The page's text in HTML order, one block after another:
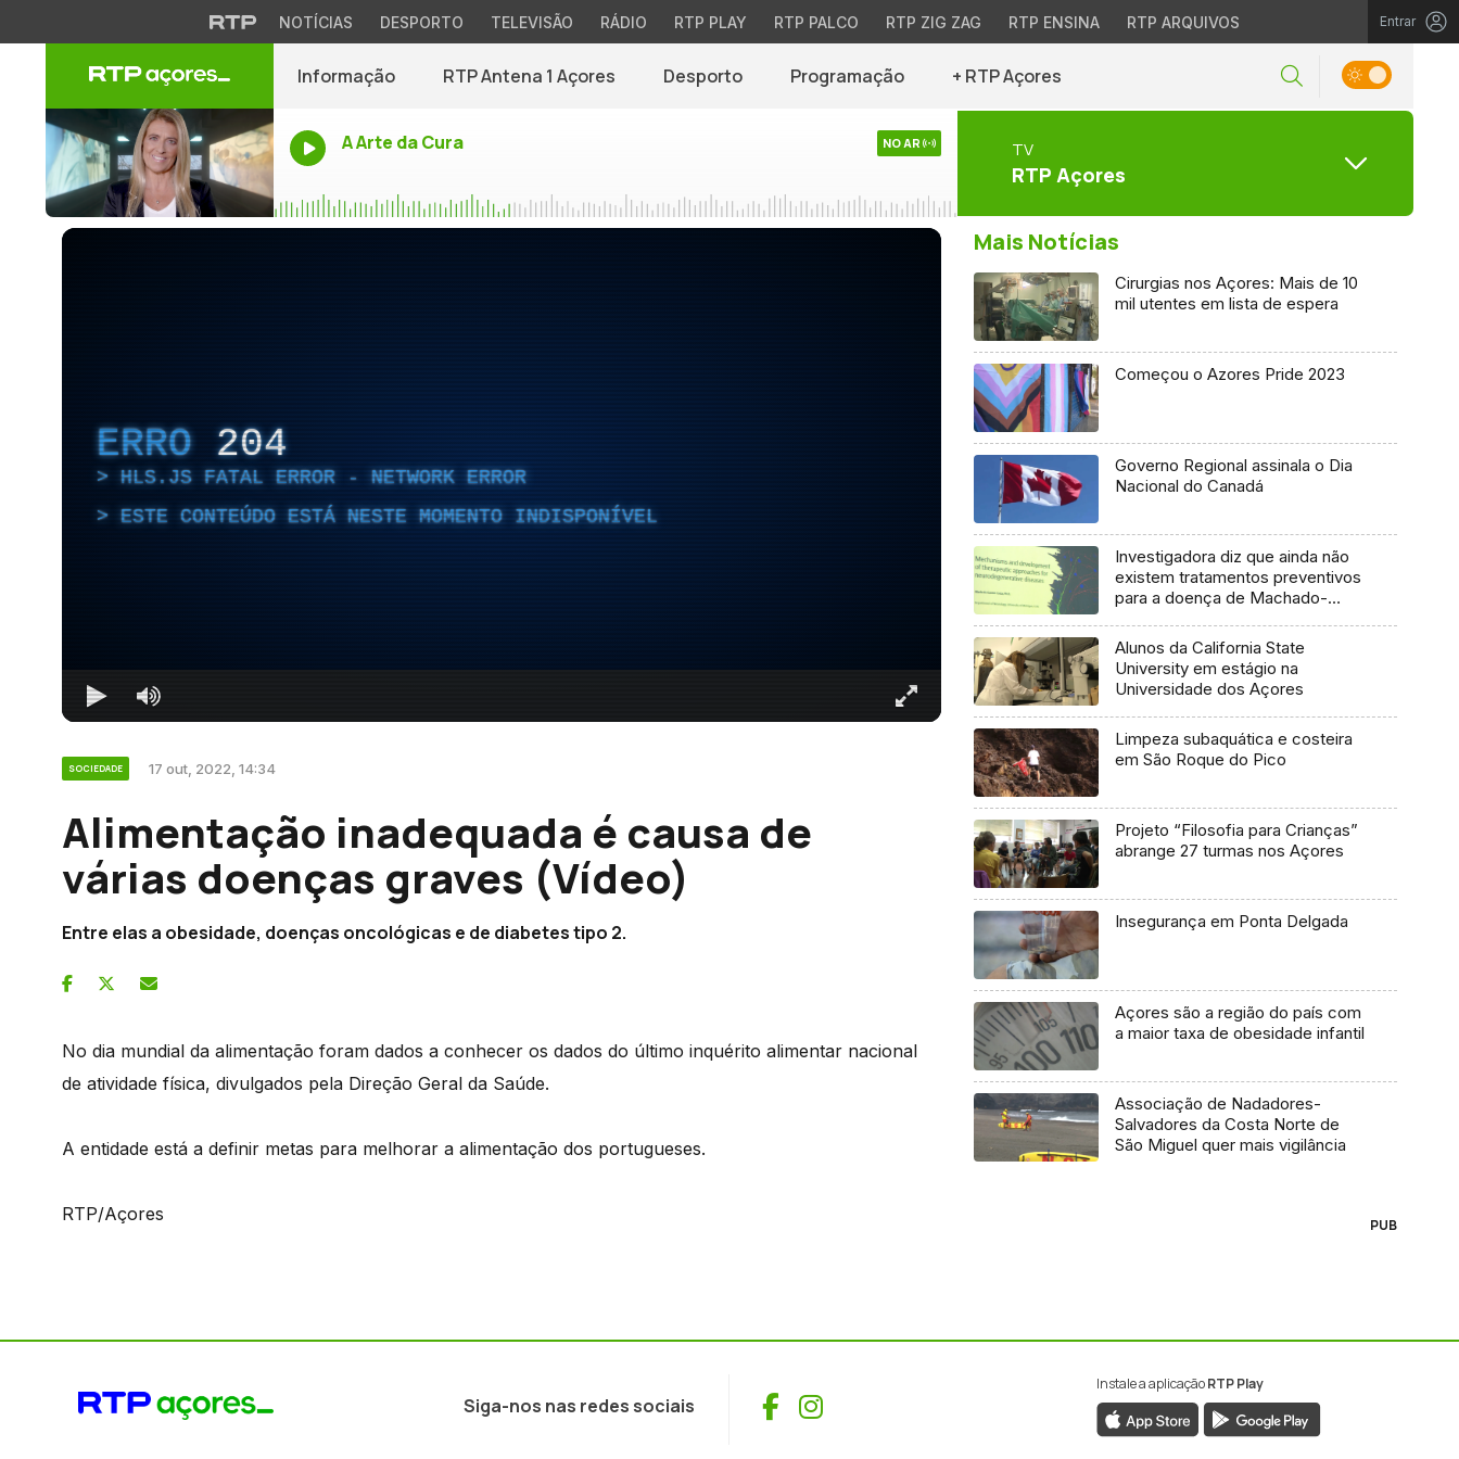
NOTÍCIAS DESPORTO TELEVISÃO RÁDIO RTP PLAY RTP PALCO RTP ZIG ZAG RTP ENSINA RTP ARQUIVOS Entrar
Informação RTP Antena 1 Açores Desporto Programação + RTP Açores
A Arte da Cura NO AR TV
RTP Açores
ERRO 204
HLS.JS FATAL ERROR - NETWORK ERROR
ESTE CONTEÚDO ESTÁ NESTE MOMENTO INDISPONÍVEL
SOCIEDADE 17 out, 2022, 14:34
Alimentação inadequada é causa de
várias doenças graves (Vídeo)
Entre elas a obesidade, doenças oncológicas e de diabetes tipo 2.
No dia mundial da alimentação foram dados a conhecer os dados do último inquérito alimentar nacional
de atividade física, divulgados pela Direção Geral da Saúde.
A entidade está a definir metas para melhorar a alimentação dos portugueses.
RTP/Açores
Mais Notícias
Cirurgias nos Açores: Mais de 10
mil utentes em lista de espera
Começou o Azores Pride 2023
Governo Regional assinala o Dia
Nacional do Canadá
Investigadora diz que ainda não
existem tratamentos preventivos
para a doença de Machado-
Alunos da California State
University em estágio na
Universidade dos Açores
Limpeza subaquática e costeira
em São Roque do Pico
Projeto “Filosofia para Crianças”
abrange 27 turmas nos Açores
Insegurança em Ponta Delgada
Açores são a região do país com
a maior taxa de obesidade infantil
Associação de Nadadores-
Salvadores da Costa Norte de
São Miguel quer mais vigilância
PUB
Siga-nos nas redes sociais Facebook
Instagram
Instale a aplicaçãoRTP Play